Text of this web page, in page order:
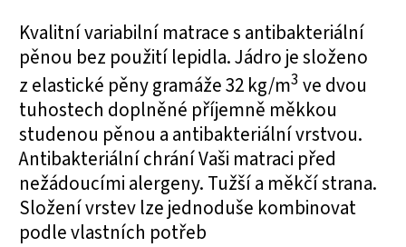
Kvalitní variabilní matrace s antibakteriální
pěnou bez použití lepidla. Jádro je složeno
z elastické pěny gramáže 32 kg/m3 ve dvou
tuhostech doplněné příjemně měkkou
studenou pěnou a antibakteriální vrstvou.
Antibakteriální chrání Vaši matraci před
nežádoucími alergeny. Tužší a měkčí strana.
Složení vrstev lze jednoduše kombinovat
podle vlastních potřeb